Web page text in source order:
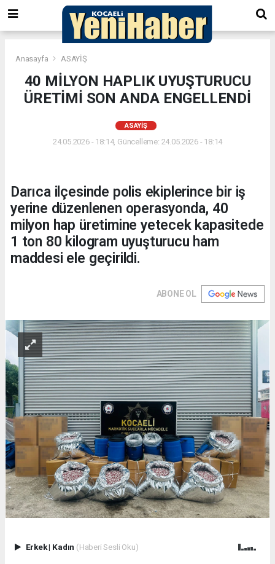
Anasayfa ASAYİŞ
40 MİLYON HAPLIK UYUŞTURUCU
ÜRETİMİ SON ANDA ENGELLENDİ
ASAYİŞ
24.05.2026 - 18:14, Güncelleme: 24.05.2026 - 18:14
Darıca ilçesinde polis ekiplerince bir iş
yerine düzenlenen operasyonda, 40
milyon hap üretimine yetecek kapasitede
1 ton 80 kilogram uyuşturucu ham
maddesi ele geçirildi.
ABONE OL
Erkek| Kadın (Haberi Sesli Oku)